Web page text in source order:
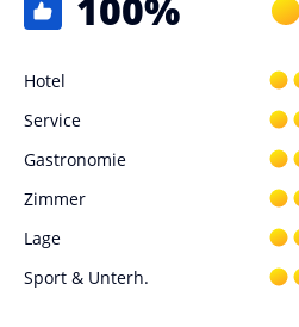
100%
Hotel
Service
Gastronomie
Zimmer
Lage
Sport & Unterh.